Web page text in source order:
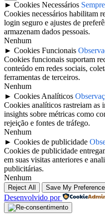
► Cookies Necessários
Cookies necessários habilitam
login seguro e ajustes de
armazenam dados pessoais.
Nenhum
► Cookies Funcionais
Cookies funcionais suportam
conteúdo em redes sociais,
ferramentas de terceiros.
Nenhum
► Cookies Analíticos
Cookies analíticos rastreiam as
insights sobre métricas como
rejeição e fontes de tráfego.
Nenhum
► Cookies de publicidade
Cookies de publicidade
em suas visitas anteriores e
publicitárias.
Nenhum
Reject All Save My
Desenvolvido por